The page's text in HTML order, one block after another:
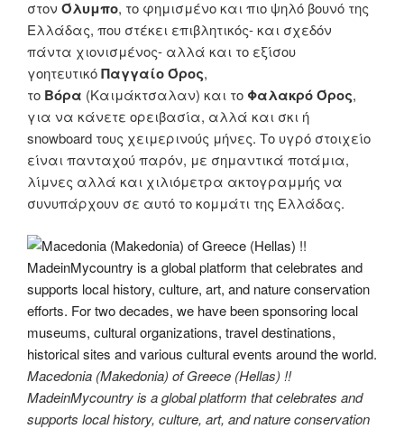
στον Όλυμπο, το φημισμένο και πιο ψηλό βουνό της
Ελλάδας, που στέκει επιβλητικός- και σχεδόν
πάντα χιονισμένος- αλλά και το εξίσου
γοητευτικόΠαγγαίο Όρος,
το Βόρα (Καιμάκτσαλαν) και το Φαλακρό Όρος,
για να κάνετε ορειβασία, αλλά και σκι ή
snowboard τους χειμερινούς μήνες. Το υγρό στοιχείο
είναι πανταχού παρόν, με σημαντικά ποτάμια,
λίμνες αλλά και χιλιόμετρα ακτογραμμής να
συνυπάρχουν σε αυτό το κομμάτι της Ελλάδας.
Macedonia (Makedonia) of Greece (Hellas) !!
MadeinMycountry is a global platform that celebrates and
supports local history, culture, art, and nature conservation